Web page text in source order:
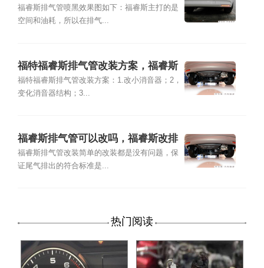
喷漆效果
福睿斯排气管喷黑效果图如下：福睿斯主打的是
空间和油耗，所以在排气...
福特福睿斯排气管改装方案，福睿斯
排气管改装案例
福特福睿斯排气管改装方案：1.改小消音器；2，
变化消音器结构；3...
福睿斯排气管可以改吗，福睿斯改排
气管违法吗
福睿斯排气管改装简单的改装都是没有问题，保
证尾气排出的符合标准是...
热门阅读